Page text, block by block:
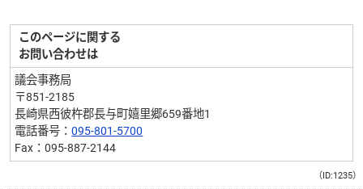
このページに関する
お問い合わせは
議会事務局
〒851-2185
長崎県西彼杵郡長与町嬉里郷659番地1
電話番号：095-801-5700
Fax：095-887-2144
（ID:1235）